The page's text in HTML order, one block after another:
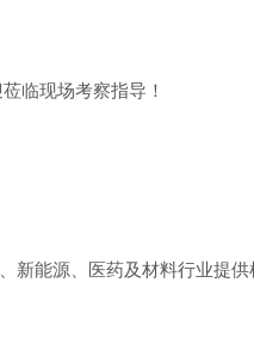
临现场考察指导！
新能源、医药及材料行业